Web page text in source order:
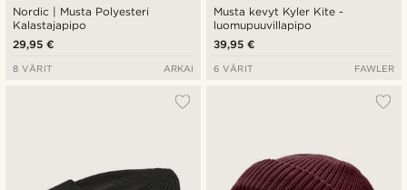
Nordic | Musta Polyesteri
Kalastajapipo
29,95 €
8 VÄRIT ARKAI
Musta kevyt Kyler Kite -
luomupuuvillapipo
39,95 €
6 VÄRIT FAWLER